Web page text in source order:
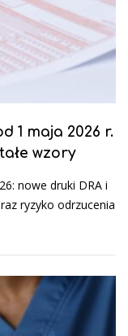
1 maja 2026 r.
wzory
nowe druki DRA i
ryzyko odrzucenia